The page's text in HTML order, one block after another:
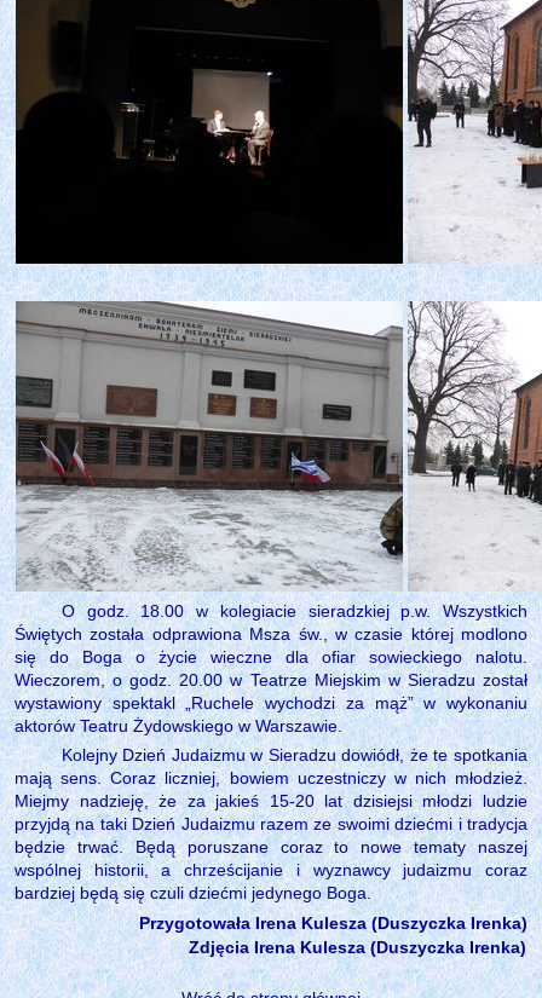
O godz. 18.00 w kolegiacie sieradzkiej p.w. Wszystkich
Świętych została odprawiona Msza św., w czasie której modlono
się do Boga o życie wieczne dla ofiar sowieckiego nalotu.
Wieczorem, o godz. 20.00 w Teatrze Miejskim w Sieradzu został
wystawiony spektakl „Ruchele wychodzi za mąż” w wykonaniu
aktorów Teatru Żydowskiego w Warszawie.
Kolejny Dzień Judaizmu w Sieradzu dowiódł, że te spotkania
mają sens. Coraz liczniej, bowiem uczestniczy w nich młodzież.
Miejmy nadzieję, że za jakieś 15-20 lat dzisiejsi młodzi ludzie
przyjdą na taki Dzień Judaizmu razem ze swoimi dziećmi i tradycja
będzie trwać. Będą poruszane coraz to nowe tematy naszej
wspólnej historii, a chrześcijanie i wyznawcy judaizmu coraz
bardziej będą się czuli dziećmi jedynego Boga.
Przygotowała Irena Kulesza (Duszyczka Irenka)
Zdjęcia Irena Kulesza (Duszyczka Irenka)